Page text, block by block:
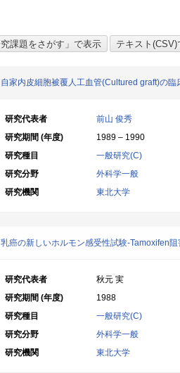
自家内皮細胞被覆人工血管(Cultured graft)の臨
研究代表者
前山 俊秀
研究期間 (年度)
1989 – 1990
研究種目
一般研究(C)
研究分野
外科学一般
研究機関
東北大学
乳癌の新しいホルモン感受性試験-Tamoxifen
研究代表者
秋元 実
研究期間 (年度)
1988
研究種目
一般研究(C)
研究分野
外科学一般
研究機関
東北大学